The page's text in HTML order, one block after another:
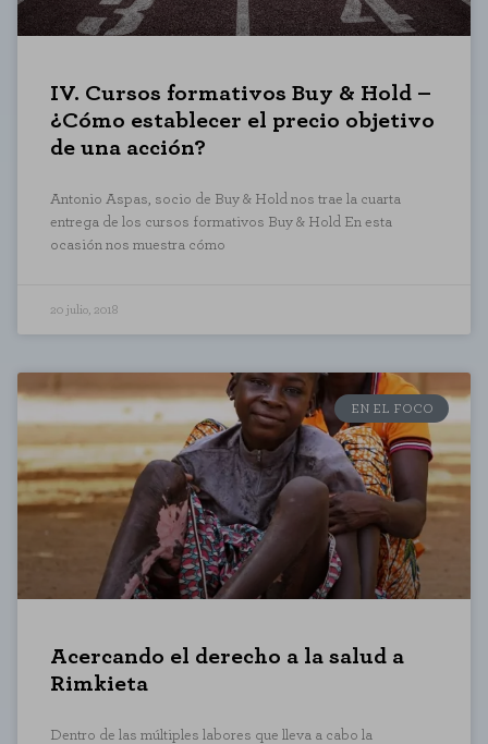
IV. Cursos formativos Buy & Hold –
¿Cómo establecer el precio objetivo
de una acción?
Antonio Aspas, socio de Buy & Hold nos trae la cuarta
entrega de los cursos formativos Buy & Hold En esta
ocasión nos muestra cómo
20 julio, 2018
EN EL FOCO
Acercando el derecho a la salud a
Rimkieta
Dentro de las múltiples labores que lleva a cabo la